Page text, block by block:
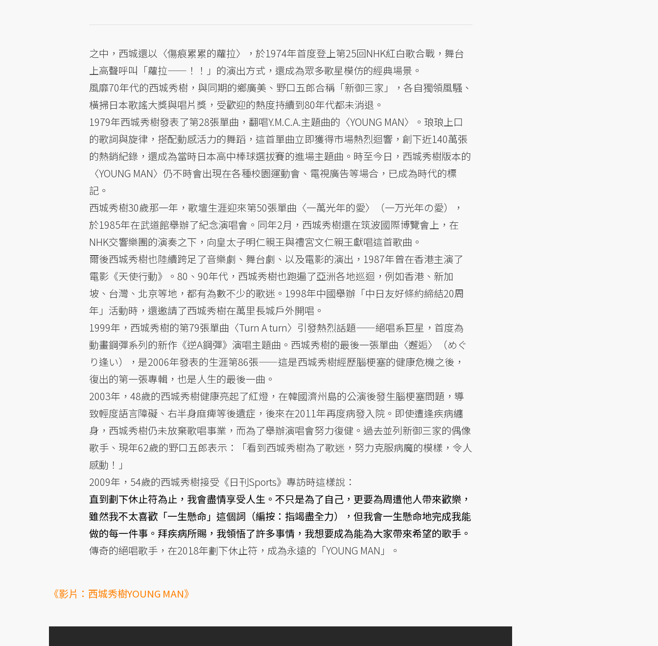
之中，西城還以〈傷痕累累的蘿拉〉，於1974年首度登上第25回NHK紅白歌合戰，舞台
上高聲呼叫「蘿拉——！！」的演出方式，還成為眾多歌星模仿的經典場景。
風靡70年代的西城秀樹，與同期的鄉廣美、野口五郎合稱「新御三家」，各自獨領風騷、
橫掃日本歌謠大獎與唱片獎，受歡迎的熱度持續到80年代都未消退。
1979年西城秀樹發表了第28張單曲，翻唱Y.M.C.A.主題曲的〈YOUNG MAN〉。琅琅上口
的歌詞與旋律，搭配動感活力的舞蹈，這首單曲立即獲得市場熱烈迴響，創下近140萬張
的熱銷紀錄，還成為當時日本高中棒球選拔賽的進場主題曲。時至今日，西城秀樹版本的
〈YOUNG MAN〉仍不時會出現在各種校園運動會、電視廣告等場合，已成為時代的標
記。
西城秀樹30歲那一年，歌壇生涯迎來第50張單曲〈一萬光年的愛〉（一万光年の愛），
於1985年在武道館舉辦了紀念演唱會。同年2月，西城秀樹還在筑波國際博覽會上，在
NHK交響樂團的演奏之下，向皇太子明仁親王與禮宮文仁親王獻唱這首歌曲。
爾後西城秀樹也陸續跨足了音樂劇、舞台劇、以及電影的演出，1987年曾在香港主演了
電影《天使行動》。80、90年代，西城秀樹也跑遍了亞洲各地巡迴，例如香港、新加
坡、台灣、北京等地，都有為數不少的歌迷。1998年中國舉辦「中日友好條約締結20周
年」活動時，還邀請了西城秀樹在萬里長城戶外開唱。
1999年，西城秀樹的第79張單曲〈Turn A turn〉引發熱烈話題——絕唱系巨星，首度為
動畫鋼彈系列的新作《逆A鋼彈》演唱主題曲。西城秀樹的最後一張單曲〈邂逅〉（めぐ
り逢い），是2006年發表的生涯第86張——這是西城秀樹經歷腦梗塞的健康危機之後，
復出的第一張專輯，也是人生的最後一曲。
2003年，48歲的西城秀樹健康亮起了紅燈，在韓國濟州島的公演後發生腦梗塞問題，導
致輕度語言障礙、右半身麻痺等後遺症，後來在2011年再度病發入院。即使遭逢疾病纏
身，西城秀樹仍未放棄歌唱事業，而為了舉辦演唱會努力復健。過去並列新御三家的偶像
歌手、現年62歲的野口五郎表示：「看到西城秀樹為了歌迷，努力克服病魔的模樣，令人
感動！」
2009年，54歲的西城秀樹接受《日刊Sports》專訪時這樣說：
直到劃下休止符為止，我會盡情享受人生。不只是為了自己，更要為周遭他人帶來歡樂，
雖然我不太喜歡「一生懸命」這個詞（編按：指竭盡全力），但我會一生懸命地完成我能
做的每一件事。拜疾病所賜，我領悟了許多事情，我想要成為能為大家帶來希望的歌手。
傳奇的絕唱歌手，在2018年劃下休止符，成為永遠的「YOUNG MAN」。
《影片：西城秀樹YOUNG MAN》